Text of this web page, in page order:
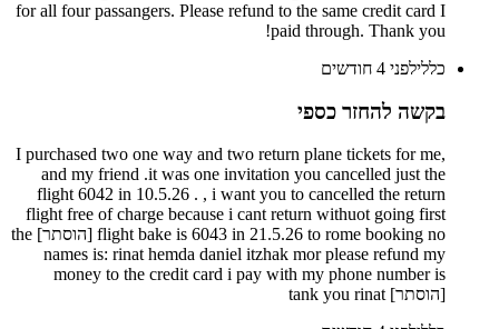
for all four passangers. Please refund to the same credit card I
paid through. Thank you!
כללילפני 4 חודשים
בקשה להחזר כספי
,I purchased two one way and two return plane tickets for me
and my friend .it was one invitation you cancelled just the
flight 6042 in 10.5.26 . , i want you to cancelled the return
flight free of charge because i cant return withuot going first
flight bake is 6043 in 21.5.26 to rome booking no [הוסתר] the
names is: rinat hemda daniel itzhak mor please refund my
money to the credit card i pay with my phone number is
[הוסתר] tank you rinat